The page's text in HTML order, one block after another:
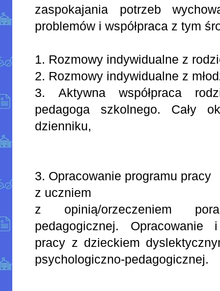
zaspokajania potrzeb
problemów i współpraca z tym
1. Rozmowy indywidualne z
2. Rozmowy indywidualne z
3. Aktywna współpraca
pedagoga szkolnego. Cały
dzienniku,
3. Opracowanie programu pracy
z uczniem
z opinią/orzeczeniem
pedagogicznej. Opracowanie
pracy z dzieckiem
psychologiczno-pedagogicznej.